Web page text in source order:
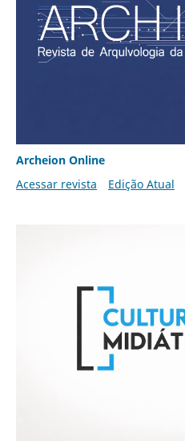
Archeion Online
Acessar revista
Edição Atual